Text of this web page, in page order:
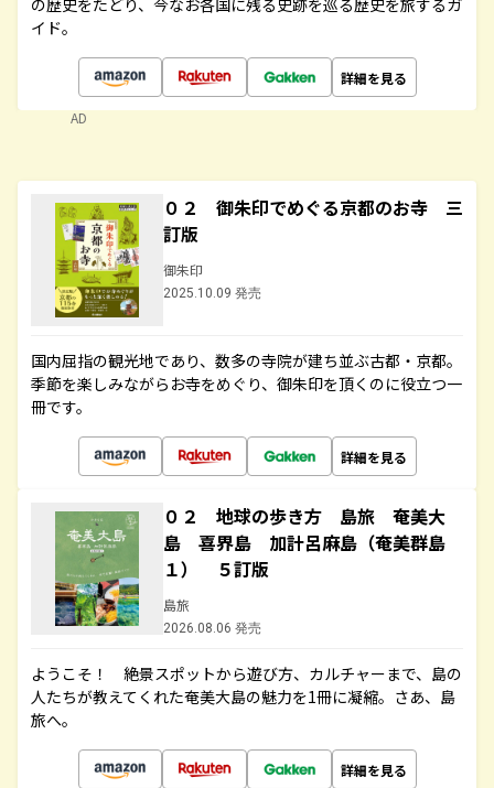
の歴史をたどり、今なお各国に残る史跡を巡る歴史を旅するガ
イド。
詳細を見る
AD
０２ 御朱印でめぐる京都のお寺 三
訂版
御朱印
2025.10.09 発売
国内屈指の観光地であり、数多の寺院が建ち並ぶ古都・京都。
季節を楽しみながらお寺をめぐり、御朱印を頂くのに役立つ一
冊です。
詳細を見る
０２ 地球の歩き方 島旅 奄美大
島 喜界島 加計呂麻島（奄美群島
１） ５訂版
島旅
2026.08.06 発売
ようこそ！ 絶景スポットから遊び方、カルチャーまで、島の
人たちが教えてくれた奄美大島の魅力を1冊に凝縮。さあ、島
旅へ。
詳細を見る